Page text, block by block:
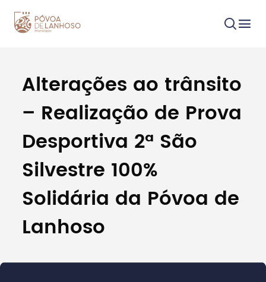
Procurar
Tipo de conteúdo
Filtros
Alterações ao trânsito
– Realização de Prova
Desportiva 2ª São
Silvestre 100%
Solidária da Póvoa de
Lanhoso